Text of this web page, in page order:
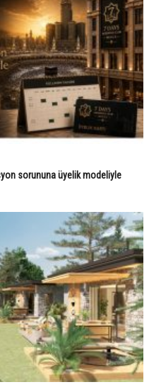
sorununa üyelik modeliyle